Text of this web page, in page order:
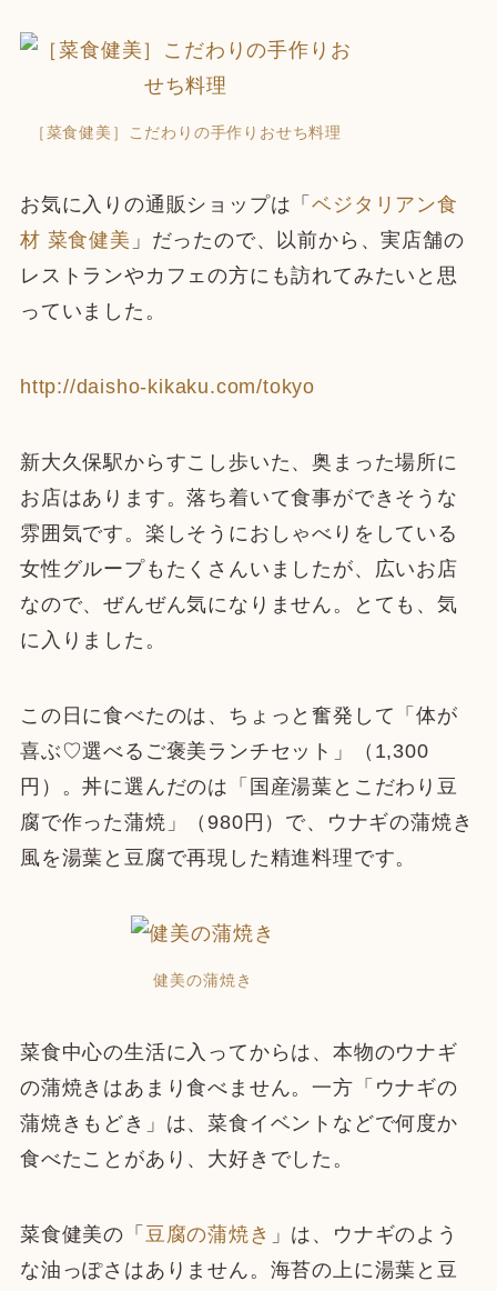
［菜食健美］こだわりの手作りおせち料理
お気に入りの通販ショップは「ベジタリアン食
材 菜食健美 」だったので、以前から、実店舗の
レストランやカフェの方にも訪れてみたいと思
っていました。
http://daisho-kikaku.com/tokyo
新大久保駅からすこし歩いた、奥まった場所に
お店はあります。落ち着いて食事ができそうな
雰囲気です。楽しそうにおしゃべりをしている
女性グループもたくさんいましたが、広いお店
なので、ぜんぜん気になりません。とても、気
に入りました。
この日に食べたのは、ちょっと奮発して「体が
喜ぶ♡選べるご褒美ランチセット」（1,300
円）。丼に選んだのは「国産湯葉とこだわり豆
腐で作った蒲焼」（980円）で、ウナギの蒲焼き
風を湯葉と豆腐で再現した精進料理です。
健美の蒲焼き
菜食中心の生活に入ってからは、本物のウナギ
の蒲焼きはあまり食べません。一方「ウナギの
蒲焼きもどき」は、菜食イベントなどで何度か
食べたことがあり、大好きでした。
菜食健美の「 豆腐の蒲焼き 」は、ウナギのよう
な油っぽさはありません。海苔の上に湯葉と豆